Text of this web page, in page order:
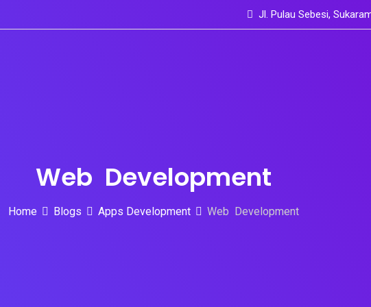
Jl. Pulau Sebesi,
Web Development
Home Blogs Apps Development Web Development